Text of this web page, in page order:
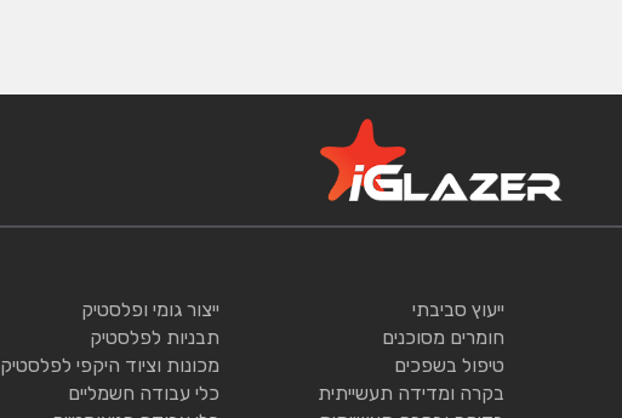
ייעוץ סביבתי
חומרים מסוכנים
טיפול בשפכים
בקרה ומדידה תעשייתית
ייצור גומי ופלסטיק
תבניות לפלסטיק
מכונות וציוד היקפי לפלסטיק
כלי עבודה חשמליים